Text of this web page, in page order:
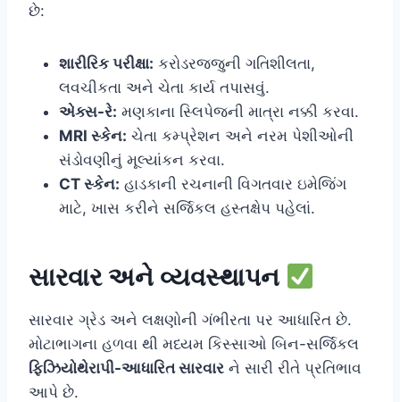
છે:
શારીરિક પરીક્ષા: કરોડરજ્જુની ગતિશીલતા,
લવચીકતા અને ચેતા કાર્ય તપાસવું.
એક્સ-રે: મણકાના સ્લિપેજની માત્રા નક્કી કરવા.
MRI સ્કેન: ચેતા કમ્પ્રેશન અને નરમ પેશીઓની
સંડોવણીનું મૂલ્યાંકન કરવા.
CT સ્કેન: હાડકાની રચનાની વિગતવાર ઇમેજિંગ
માટે, ખાસ કરીને સર્જિકલ હસ્તક્ષેપ પહેલાં.
સારવાર અને વ્યવસ્થાપન
સારવાર ગ્રેડ અને લક્ષણોની ગંભીરતા પર આધારિત છે.
મોટાભાગના હળવા થી મધ્યમ કિસ્સાઓ બિન-સર્જિકલ
ફિઝિયોથેરાપી-આધારિત સારવાર ને સારી રીતે પ્રતિભાવ
આપે છે.